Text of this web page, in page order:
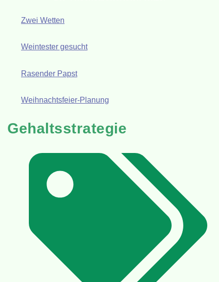
Zwei Wetten
Weintester gesucht
Rasender Papst
Weihnachtsfeier-Planung
Gehaltsstrategie